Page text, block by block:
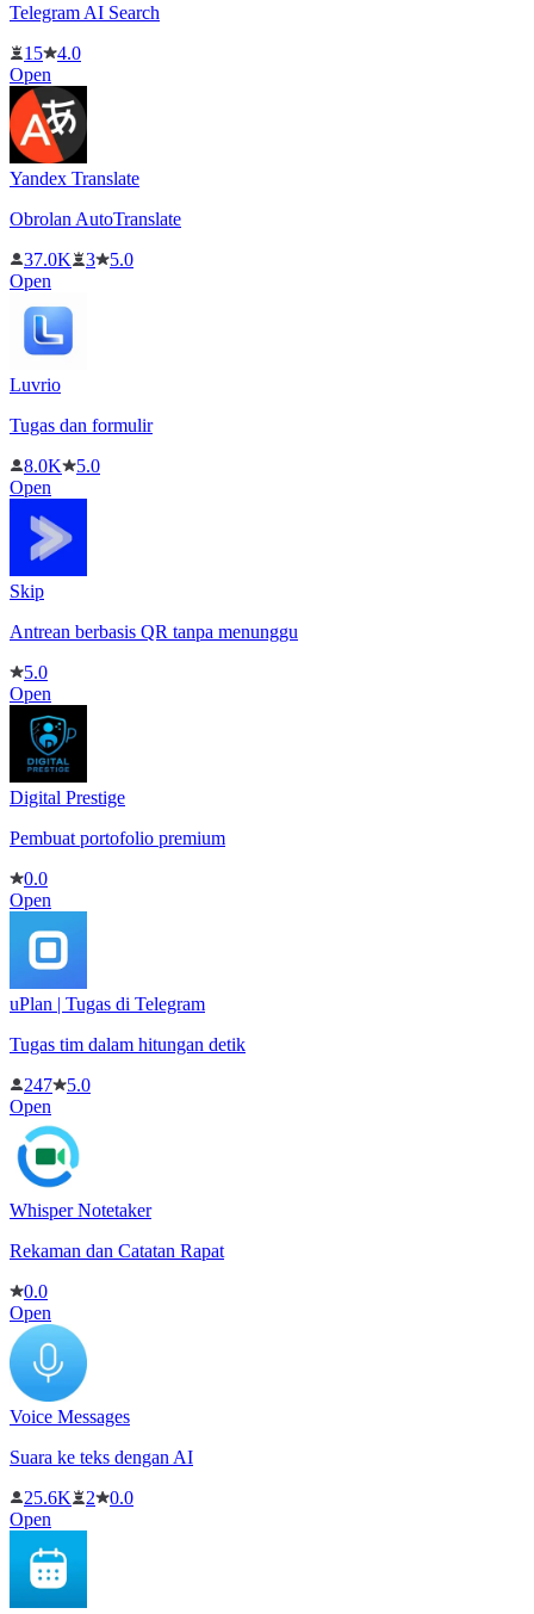
Telegram AI Search
15
4.0
Open
Yandex Translate
Obrolan AutoTranslate
37.0K
3
5.0
Open
Luvrio
Tugas dan formulir
8.0K
5.0
Open
Skip
Antrean berbasis QR tanpa menunggu
5.0
Open
Digital Prestige
Pembuat portofolio premium
0.0
Open
uPlan | Tugas di Telegram
Tugas tim dalam hitungan detik
247
5.0
Open
Whisper Notetaker
Rekaman dan Catatan Rapat
0.0
Open
Voice Messages
Suara ke teks dengan AI
25.6K
2
0.0
Open